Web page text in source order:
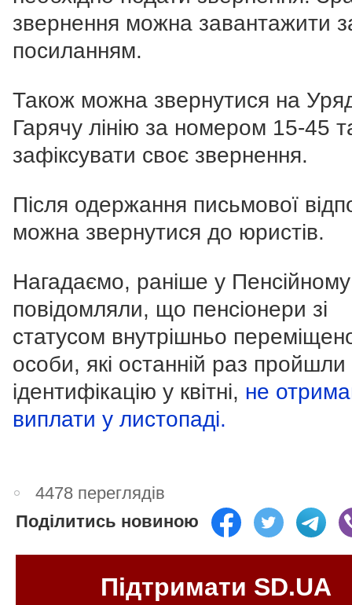
звернення можна завантажити
посиланням.
Також можна звернутися на
Гарячу лінію за номером 15-45
зафіксувати своє звернення.
Після одержання письмової
можна звернутися до юристів.
Нагадаємо, раніше у
повідомляли, що пенсіонери зі
статусом внутрішньо
особи, які останній раз пройшли
ідентифікацію у квітні, не
виплати у листопаді.
4478 переглядів
Поділитись новиною
Підтримати SD.UA